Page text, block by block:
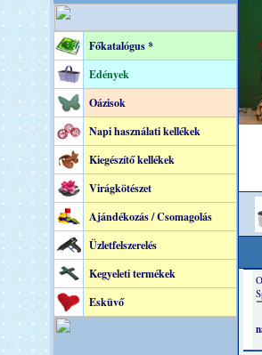
Főkatalógus *
Edények
Oázisok
Napi használati kellékek
Kiegészítő kellékek
Virágkötészet
Ajándékozás / Csomagolás
Üzletfelszerelés
Kegyeleti termékek
Esküvő